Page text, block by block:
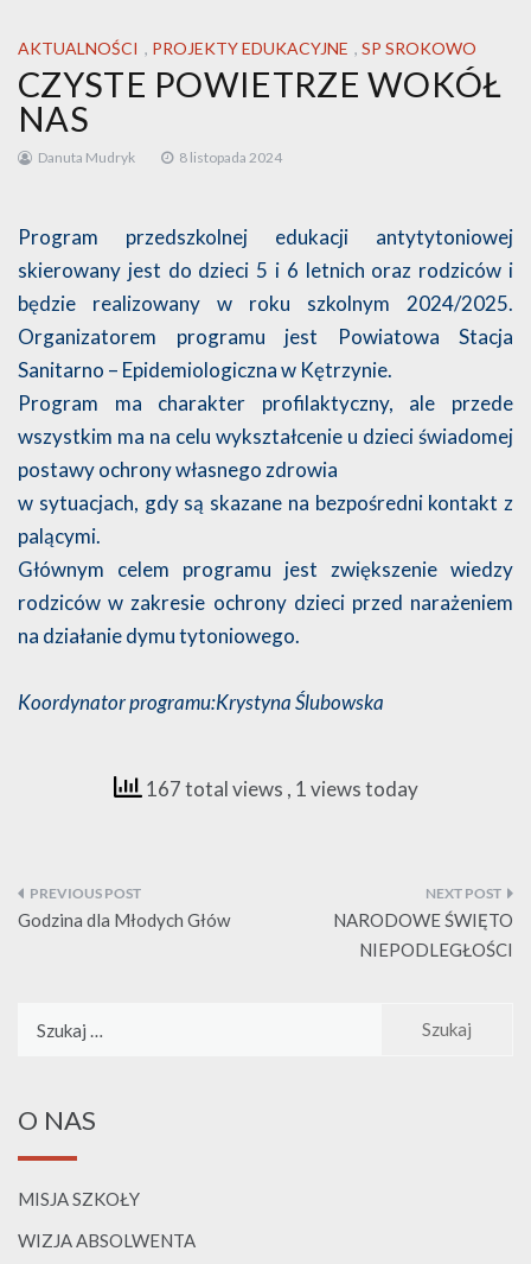
AKTUALNOŚCI , PROJEKTY EDUKACYJNE , SP SROKOWO
CZYSTE POWIETRZE WOKÓŁ
NAS
Danuta Mudryk 8 listopada 2024
Program przedszkolnej edukacji antytytoniowej
skierowany jest do dzieci 5 i 6 letnich oraz rodziców i
będzie realizowany w roku szkolnym 2024/2025.
Organizatorem programu jest Powiatowa Stacja
Sanitarno – Epidemiologiczna w Kętrzynie.
Program ma charakter profilaktyczny, ale przede
wszystkim ma na celu wykształcenie u dzieci świadomej
postawy ochrony własnego zdrowia
w sytuacjach, gdy są skazane na bezpośredni kontakt z
palącymi.
Głównym celem programu jest zwiększenie wiedzy
rodziców w zakresie ochrony dzieci przed narażeniem
na działanie dymu tytoniowego.
Koordynator programu:Krystyna Ślubowska
167 total views , 1 views today
Nawigacja
wpisu
Godzina dla Młodych Głów
NARODOWE ŚWIĘTO
NIEPODLEGŁOŚCI
O NAS
MISJA SZKOŁY
WIZJA ABSOLWENTA